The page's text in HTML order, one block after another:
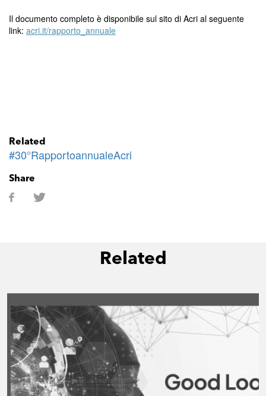
Il documento completo è disponibile sul sito di Acri al seguente
link: acri.it/rapporto_annuale
Related
#30°RapportoannualeAcri
Share
Related